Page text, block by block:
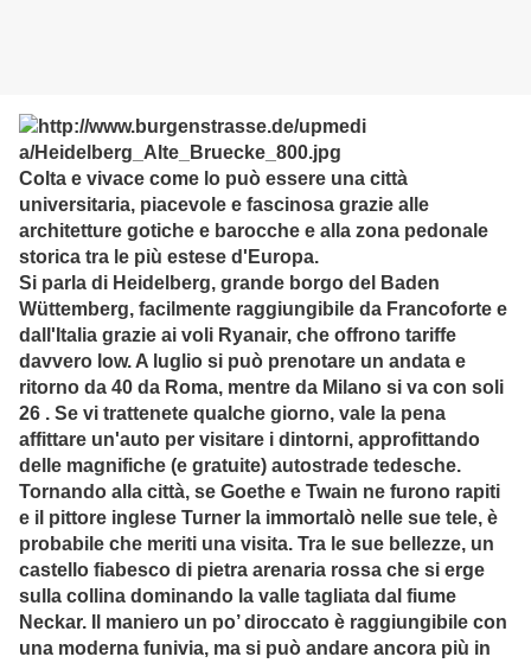
Colta e vivace come lo può essere una città
universitaria, piacevole e fascinosa grazie alle
architetture gotiche e barocche e alla zona pedonale
storica tra le più estese d'Europa.
Si parla di Heidelberg, grande borgo del Baden
Wüttemberg, facilmente raggiungibile da Francoforte e
dall'Italia grazie ai voli Ryanair, che offrono tariffe
davvero low. A luglio si può prenotare un andata e
ritorno da 40 da Roma, mentre da Milano si va con soli
26 . Se vi trattenete qualche giorno, vale la pena
affittare un'auto per visitare i dintorni, approfittando
delle magnifiche (e gratuite) autostrade tedesche.
Tornando alla città, se Goethe e Twain ne furono rapiti
e il pittore inglese Turner la immortalò nelle sue tele, è
probabile che meriti una visita. Tra le sue bellezze, un
castello fiabesco di pietra arenaria rossa che si erge
sulla collina dominando la valle tagliata dal fiume
Neckar. Il maniero un po’ diroccato è raggiungibile con
una moderna funivia, ma si può andare ancora più in